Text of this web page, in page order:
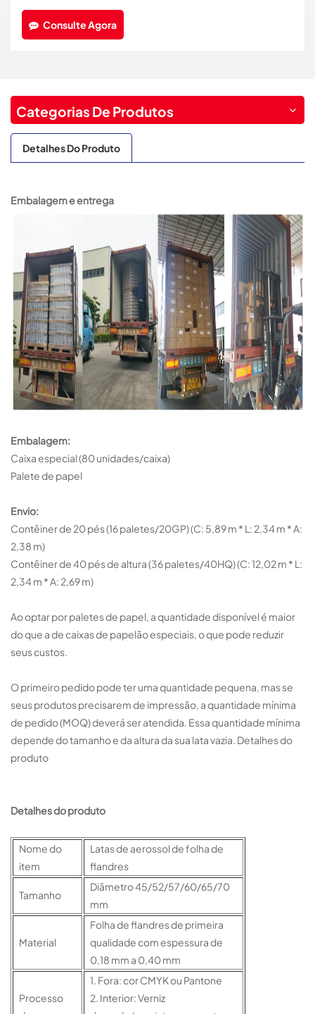
Consulte Agora
Categorias De Produtos
Detalhes Do Produto
Embalagem e entrega
Embalagem:
Caixa especial (80 unidades/caixa)
Palete de papel
Envio:
Contêiner de 20 pés (16 paletes/20GP) (C: 5,89 m * L: 2,34 m * A:
2,38 m)
Contêiner de 40 pés de altura (36 paletes/40HQ) (C: 12,02 m * L:
2,34 m * A: 2,69 m)
Ao optar por paletes de papel, a quantidade disponível é maior
do que a de caixas de papelão especiais, o que pode reduzir
seus custos.
O primeiro pedido pode ter uma quantidade pequena, mas se
seus produtos precisarem de impressão, a quantidade mínima
de pedido (MOQ) deverá ser atendida. Essa quantidade mínima
depende do tamanho e da altura da sua lata vazia. Detalhes do
produto
Detalhes do produto
Nome do
item
Latas de aerossol de folha de
flandres
Tamanho
Diâmetro 45/52/57/60/65/70
mm
Material
Folha de flandres de primeira
qualidade com espessura de
0,18 mm a 0,40 mm
Processo
1. Fora: cor CMYK ou Pantone
2. Interior: Verniz